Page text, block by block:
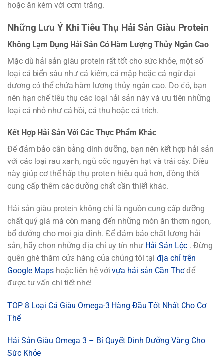
hoặc ăn kèm với cơm trắng.
Những Lưu Ý Khi Tiêu Thụ Hải Sản Giàu Protein
Không Lạm Dụng Hải Sản Có Hàm Lượng Thủy Ngân Cao
Mặc dù hải sản giàu protein rất tốt cho sức khỏe, một số
loại cá biển sâu như cá kiếm, cá mập hoặc cá ngừ đại
dương có thể chứa hàm lượng thủy ngân cao. Do đó, bạn
nên hạn chế tiêu thụ các loại hải sản này và ưu tiên những
loại cá nhỏ như cá hồi, cá thu hoặc cá trích.
Kết Hợp Hải Sản Với Các Thực Phẩm Khác
Để đảm bảo cân bằng dinh dưỡng, bạn nên kết hợp hải sản
với các loại rau xanh, ngũ cốc nguyên hạt và trái cây. Điều
này giúp cơ thể hấp thụ protein hiệu quả hơn, đồng thời
cung cấp thêm các dưỡng chất cần thiết khác.
Hải sản giàu protein không chỉ là nguồn cung cấp dưỡng
chất quý giá mà còn mang đến những món ăn thơm ngon,
bổ dưỡng cho mọi gia đình. Để đảm bảo chất lượng hải
sản, hãy chọn những địa chỉ uy tín như Hải Sản Lộc . Đừng
quên ghé thăm cửa hàng của chúng tôi tại địa chỉ trên
Google Maps hoặc liên hệ với vựa hải sản Cần Thơđể
được tư vấn chi tiết nhé!
TOP 8 Loại Cá Giàu Omega-3 Hàng Đầu Tốt Nhất Cho Cơ
Thể
Hải Sản Giàu Omega 3 – Bí Quyết Dinh Dưỡng Vàng Cho
Sức Khỏe